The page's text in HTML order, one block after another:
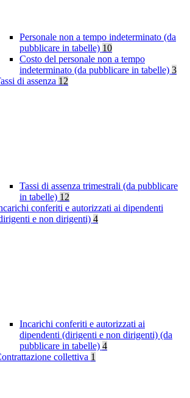
Personale non a tempo indeterminato (da
pubblicare in tabelle) 10
Costo del personale non a tempo
indeterminato (da pubblicare in tabelle) 3
di assenza 12
Tassi di assenza trimestrali (da pubblicare
in tabelle) 12
conferiti e autorizzati ai dipendenti
e non dirigenti) 4
Incarichi conferiti e autorizzati ai
dipendenti (dirigenti e non dirigenti) (da
pubblicare in tabelle) 4
collettiva 1